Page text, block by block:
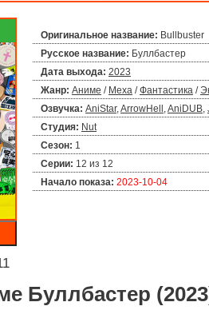
Оригинальное название: Bullbuster
Русское название: Буллбастер
Дата выхода: 2023
Жанр: Аниме / Меха /Фантастика /
Озвучка: AniStar,ArrowHell ,AniDUB,
Студия: Nut
Сезон: 1
Серии: 12 из 12
Начало показа: 2023-10-04
Буллбастер